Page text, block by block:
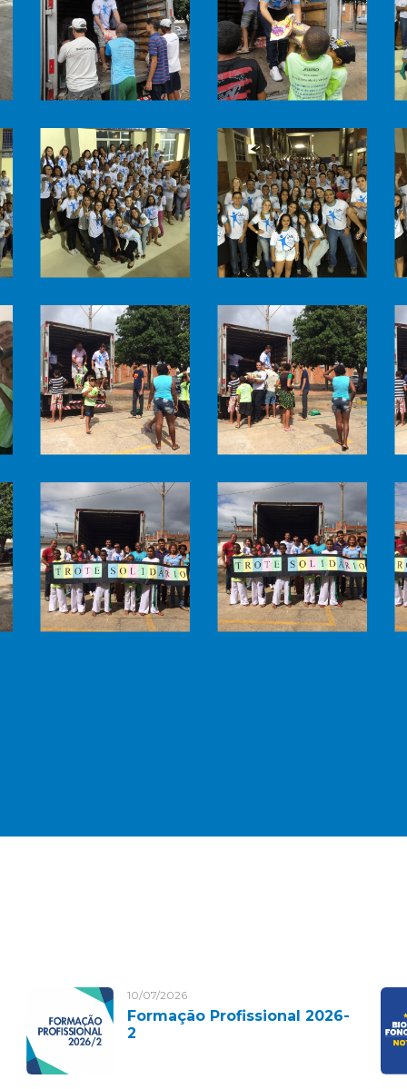
10/07/2026
Formação Profissional 2026-
2